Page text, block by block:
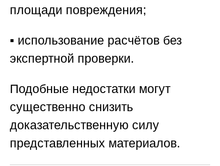
площади повреждения;
▪️ использование расчётов без
экспертной проверки.
Подобные недостатки могут
существенно снизить
доказательственную силу
представленных материалов.